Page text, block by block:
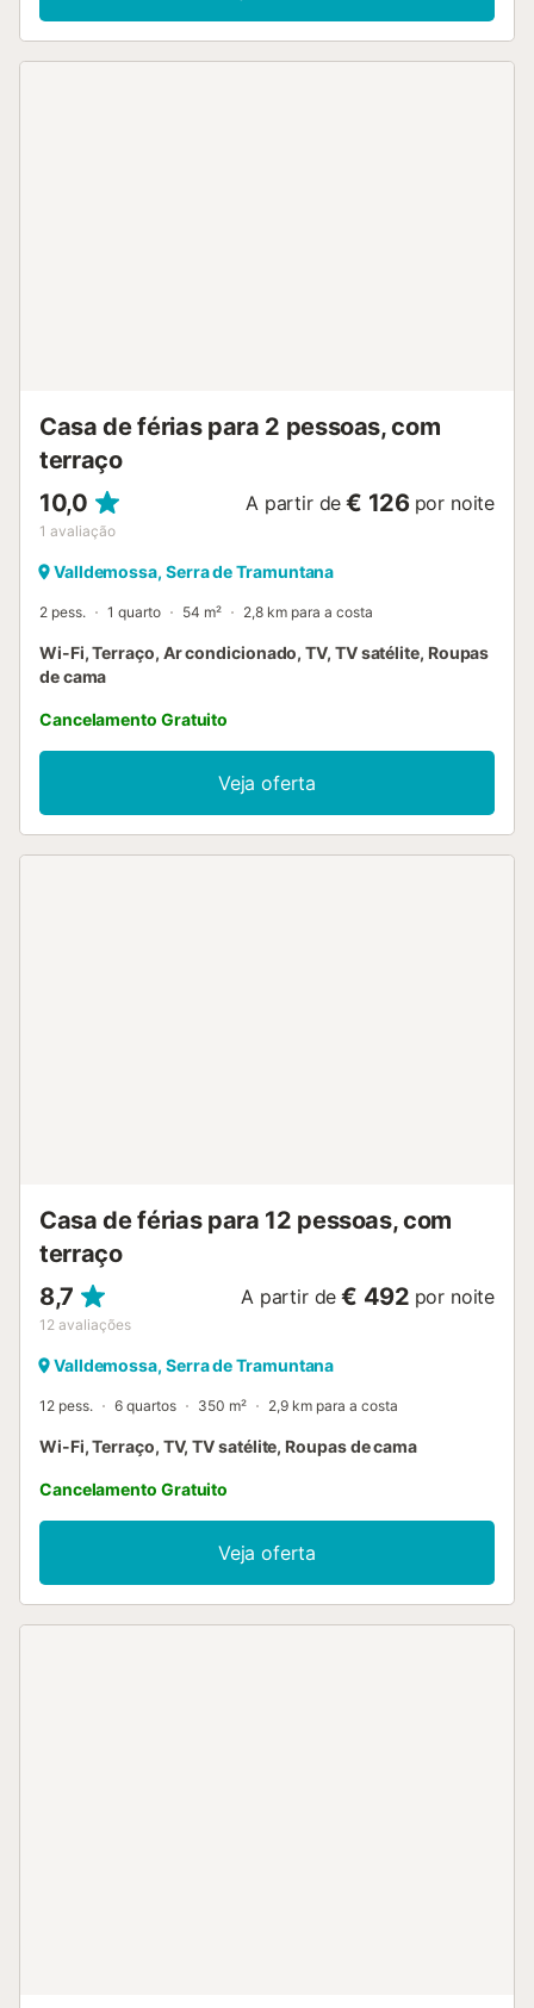
toalhas de praia e de piscina. Também têm à vossa
Casa de férias para 2 pessoas, com
terraço
10,0
1 avaliação
A partir de € 126 por noite
Valldemossa, Serra de Tramuntana
2 pess. 1 quarto 54 m² 2,8 km para a costa
Wi-Fi, Terraço, Ar condicionado, TV, TV satélite, Roupas
de cama
Cancelamento Gratuito
Veja oferta
Casa de férias para 12 pessoas, com
terraço
8,7
12 avaliações
A partir de € 492 por noite
Valldemossa, Serra de Tramuntana
12 pess. 6 quartos 350 m² 2,9 km para a costa
Wi-Fi, Terraço, TV, TV satélite, Roupas de cama
Cancelamento Gratuito
Veja oferta